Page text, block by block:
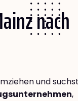
nach
und suchst
,